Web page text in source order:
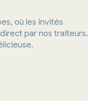
où les invités
par nos traiteurs.